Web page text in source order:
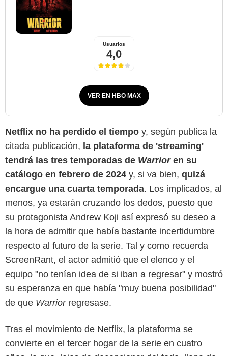
Usuarios
4,0
VER EN HBO MAX
Netflix no ha perdido el tiempo y, según publica la
citada publicación, la plataforma de 'streaming'
tendrá las tres temporadas de Warrior en su
catálogo en febrero de 2024 y, si va bien, quizá
encargue una cuarta temporada. Los implicados, al
menos, ya estarán cruzando los dedos, puesto que
su protagonista Andrew Koji así expresó su deseo a
la hora de admitir que había bastante incertidumbre
respecto al futuro de la serie. Tal y como recuerda
ScreenRant, el actor admitió que el elenco y el
equipo "no tenían idea de si iban a regresar" y mostró
su esperanza en que había "muy buena posibilidad"
de que Warrior regresase.
Tras el movimiento de Netflix, la plataforma se
convierte en el tercer hogar de la serie en cuatro